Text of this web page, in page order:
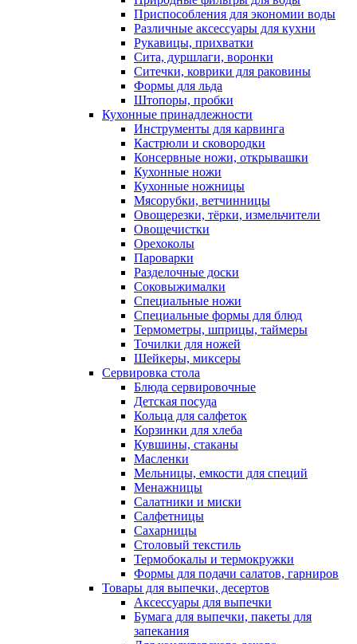
Приспособления для экономии воды
Различные аксессуары для кухни
Рукавицы, прихватки
Сита, дуршлаги, воронки
Ситечки, коврики для раковины
Формы для льда
Штопоры, пробки
Кухонные принадлежности
Инструменты для карвинга
Кастрюли и сковородки
Консервные ножи, открывашки
Кухонные ножи
Кухонные ножницы
Мясорубки, ветчинницы
Овощерезки, тёрки, измельчители
Овощечистки
Орехоколы
Пароварки
Разделочные доски
Соковыжималки
Специальные ножи
Специальные формы для блюд
Термометры, шприцы, таймеры
Точилки для ножей
Шейкеры, миксеры
Сервировка стола
Блюда сервировочные
Детская посуда
Кольца для салфеток
Корзинки для хлеба
Кувшины, стаканы
Масленки
Мельницы, емкости для специй
Менажницы
Салатники и миски
Салфетницы
Сахарницы
Столовый текстиль
Термобокалы и термокружки
Формы для подачи салатов, гарниров
Товары для выпечки, десертов
Аксессуары для выпечки
Бумага для выпечки, пакеты для
запекания